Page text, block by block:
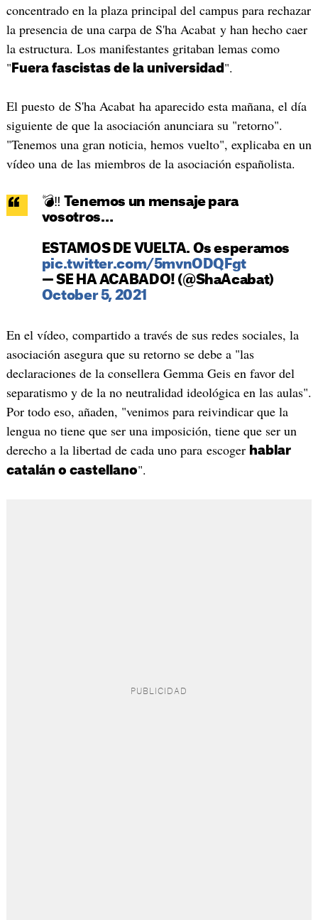
concentrado en la plaza principal del campus para rechazar
la presencia de una carpa de S'ha Acabat y han hecho caer
la estructura. Los manifestantes gritaban lemas como
" Fuera fascistas de la universidad ".
El puesto de S'ha Acabat ha aparecido esta mañana, el día
siguiente de que la asociación anunciara su "retorno".
"Tenemos una gran noticia, hemos vuelto", explicaba en un
vídeo una de las miembros de la asociación españolista.
💣‼️ Tenemos un mensaje para
vosotros…
ESTAMOS DE VUELTA. Os esperamos
pic.twitter.com/5mvnODQFgt
— SE HA ACABADO! (@ShaAcabat)
October 5, 2021
En el vídeo, compartido a través de sus redes sociales, la
asociación asegura que su retorno se debe a "las
declaraciones de la consellera Gemma Geis en favor del
separatismo y de la no neutralidad ideológica en las aulas".
Por todo eso, añaden, "venimos para reivindicar que la
lengua no tiene que ser una imposición, tiene que ser un
derecho a la libertad de cada uno para escoger hablar
catalán o castellano".